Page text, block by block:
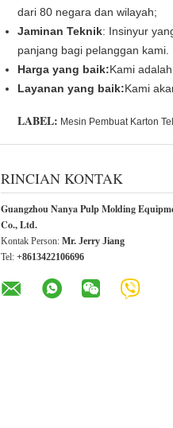
dari 80 negara dan wilayah;
Jaminan Teknik: Insinyur
panjang bagi pelanggan kami.
Harga yang baik:Kami
Layanan yang baik:Kami
LABEL: Mesin Pembuat Karton
RINCIAN KONTAK
Guangzhou Nanya Pulp Molding
Co., Ltd.
Kontak Person: Mr. Jerry Jiang
Tel: +8613422106696